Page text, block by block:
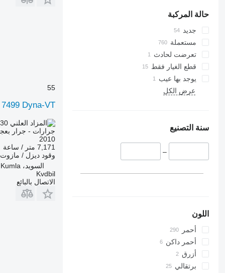
5090
5105 GN
5115
5615
5620
5720
6100
6105
6125 R
6130
6135
6140
6180
6260
6270
6455
6460
6465
6485
6490
7480
7616
7618
7619
حالة المركبة
جديد
مستعملة
تعرضت لحادث
قطع الغيار فقط
يوجد بها عيب
عرض الكل
سنة التصنيع
–
اللون
أحمر
أحمر داكن
أزرق
برتقالي
55
Dyna-VT
جرارات - جرار
2010
7,171 متر / ساعة
وقود ديزل / مازوت
السويد، Kumla
Kvdbil
الاتصال بالبائع